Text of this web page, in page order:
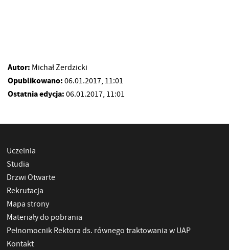
Autor: Michał Żerdzicki
Opublikowano: 06.01.2017, 11:01
Ostatnia edycja: 06.01.2017, 11:01
Uczelnia
Studia
Drzwi Otwarte
Rekrutacja
Mapa strony
Materiały do pobrania
Pełnomocnik Rektora ds. równego traktowania w UAP
Kontakt